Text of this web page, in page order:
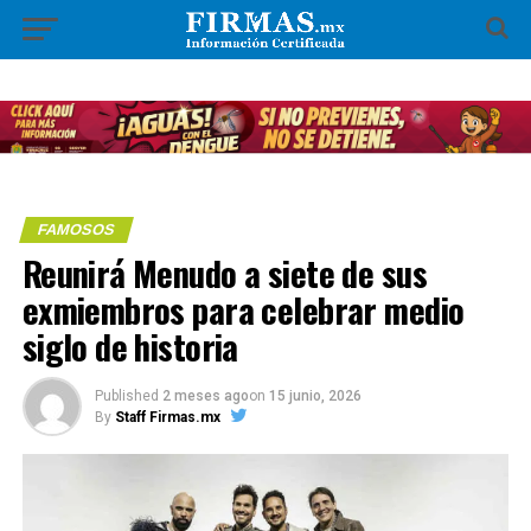
FAMOSOS
Reunirá Menudo a siete de sus
exmiembros para celebrar medio
siglo de historia
Published 2 meses agoon 15 junio, 2026
By Staff Firmas.mx